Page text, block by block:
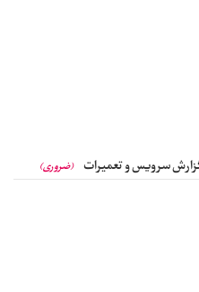
گزارش سرویس و تعمیرات (ضروری)